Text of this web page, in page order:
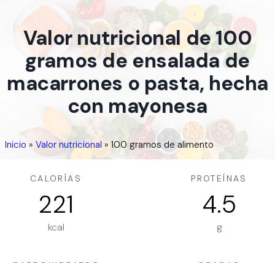
Valor nutricional de 100
gramos de ensalada de
macarrones o pasta, hecha
con mayonesa
Inicio » Valor nutricional »100 gramos de alimento
CALORÍAS
221
kcal
PROTEÍNAS
4.5
g